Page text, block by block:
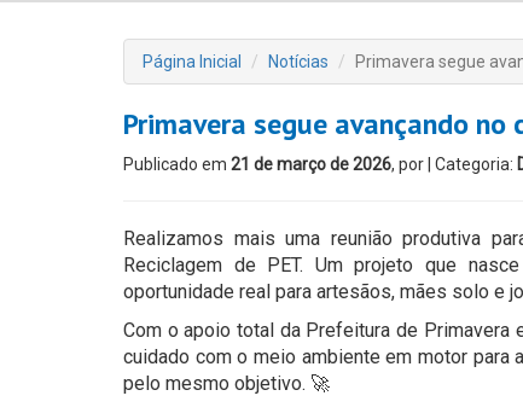
Página Inicial Notícias Primavera segue
Primavera segue avançando
Publicado em 21 de março de 2026, por | Categoria:
Realizamos mais uma reunião produtiva
Reciclagem de PET. Um projeto que
oportunidade real para artesãos, mães solo e
Com o apoio total da Prefeitura de
cuidado com o meio ambiente em motor para
pelo mesmo objetivo. 🚀